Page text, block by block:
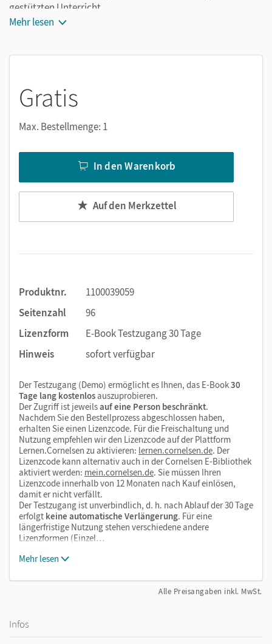
gestützten Unterricht.
Die Medien zum Workbook sind wichtige Bestandteile des E-
kein zeitaufwendiges Suchen. Dieses E-Book enthält z. B.:
Erklärfilme
Digital helpund ausgewählte Lösungen
Außerdem bietet das Workbook als E-Book viele digitale
Funktionen: Texteingabe, im Text suchen, Notizen erstellen,
Markierungen und Lesezeichen setzen, zoomen. Alternativ
Mehr lesen
Gratis
Max. Bestellmenge: 1
In den Warenkorb
Auf den Merkzettel
Produktnr.
1100039059
Seitenzahl
96
Lizenzform
E-Book Testzugang 30 Tage
Hinweis
sofort verfügbar
Der Testzugang (Demo) ermöglicht es Ihnen, das E-Book30
Tage lang kostenlosauszuprobieren.
Der Zugriff ist jeweilsauf eine Person beschränkt.
Nachdem Sie den Bestellprozess abgeschlossen haben,
erhalten Sie einen Lizenzcode. Für die Freischaltung und
Nutzung empfehlen wir den Lizenzcode auf der Plattform
Lernen.Cornelsen zu aktivieren: lernen.cornelsen.de. Der
Lizenzcode kann alternativ auch in der Cornelsen E-Bibliothek
aktiviert werden: mein.cornelsen.de. Sie müssen Ihren
Lizenzcode innerhalb von 12 Monaten nach Kauf einlösen,
damit er nicht verfällt.
Der Testzugang ist unverbindlich, d. h. nach Ablauf der 30 Tage
erfolgt keine automatische Verlängerung. Für eine
längerfristige Nutzung stehen verschiedene andere
Lizenzformen (Einzel…
Mehr lesen
Alle Preisangaben inkl. MwSt.
Infos